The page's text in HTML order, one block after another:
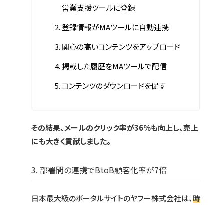
営業支援ツールに登録
登録情報がMAツールに自動連携
関心の高いコンテンツをアップロード
掲載した履歴をMAツールで配信
コンテンツのダウンロードを促す
その結果、メールのクリック率が36％も向上し、売上
にも大きく貢献しました。
3. 部署間の連携でBtoB顧客化率が7倍
日本最大級のポータルサイトのヤフー株式会社は、時